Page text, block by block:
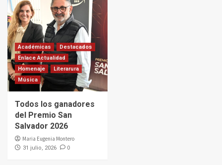
Académicas
Destacados
Enlace Actualidad
Homenaje
Literarura
Música
Todos los ganadores
del Premio San
Salvador 2026
Maria Eugenia Montero
31 julio, 2026 0